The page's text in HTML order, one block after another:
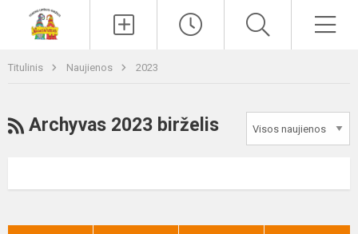
Titulinis Naujienos 2023
RSS
Archyvas 2023 birželis